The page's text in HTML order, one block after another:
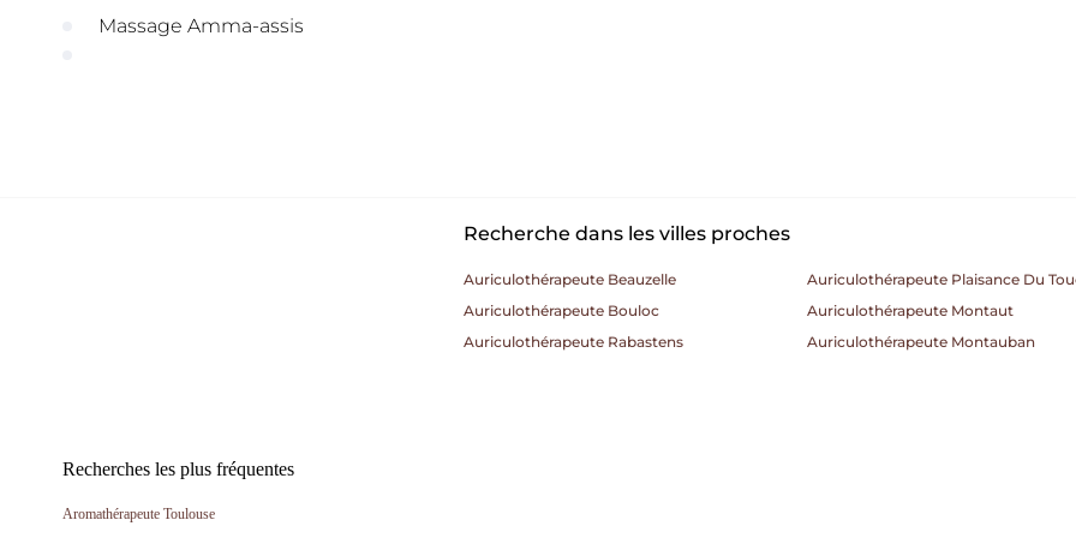
Massage Amma-assis
Recherche dans les villes proches
Auriculothérapeute Beauzelle
Auriculothérapeute Plaisance Du
Auriculothérapeute Bouloc
Auriculothérapeute Montaut
Auriculothérapeute Rabastens
Auriculothérapeute Montauban
Recherches les plus fréquentes
Aromathérapeute Toulouse